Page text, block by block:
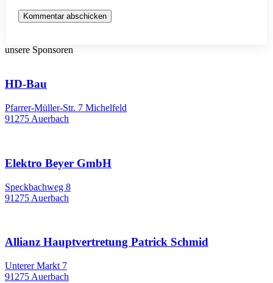
Kommentar abschicken
unsere Sponsoren
HD-Bau
Pfarrer-Müller-Str. 7 Michelfeld
91275 Auerbach
Elektro Beyer GmbH
Speckbachweg 8
91275 Auerbach
Allianz Hauptvertretung Patrick Schmid
Unterer Markt 7
91275 Auerbach